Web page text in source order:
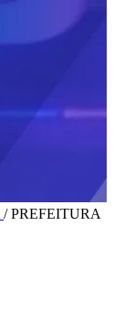
/ PREFEITURA